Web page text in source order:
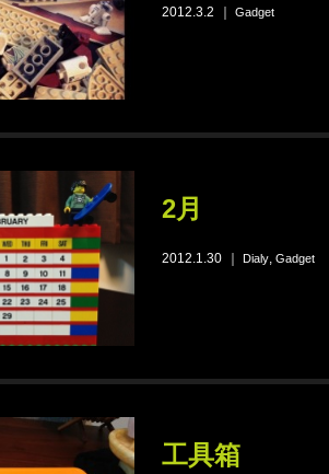
2012.3.2 Gadget
2月
2012.1.30 Dialy, Gadget
工具箱